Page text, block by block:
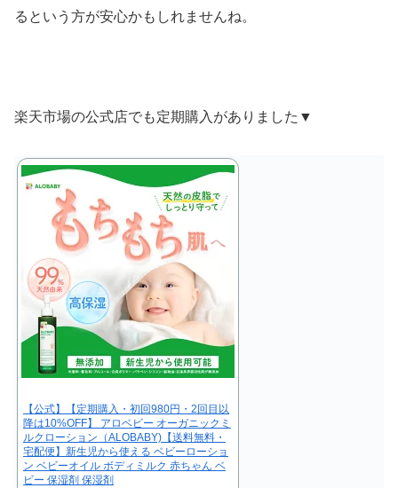
るという方が安心かもしれませんね。
楽天市場の公式店でも定期購入がありました▼
【公式】【定期購入・初回980円・2回目以
降は10%OFF】 アロベビー オーガニックミ
ルクローション（ALOBABY)【送料無料・
宅配便】新生児から使える ベビーローショ
ン ベビーオイル ボディミルク 赤ちゃん ベ
ビー 保湿剤 保湿剤